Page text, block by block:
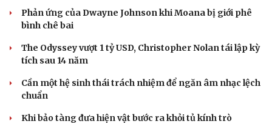
Phản ứng của Dwayne Johnson khi Moana bị giới phê
bình chê bai
The Odyssey vượt 1 tỷ USD, Christopher Nolan tái lập kỳ
tích sau 14 năm
Cần một hệ sinh thái trách nhiệm để ngăn âm nhạc lệch
chuẩn
Khi bảo tàng đưa hiện vật bước ra khỏi tủ kính trò